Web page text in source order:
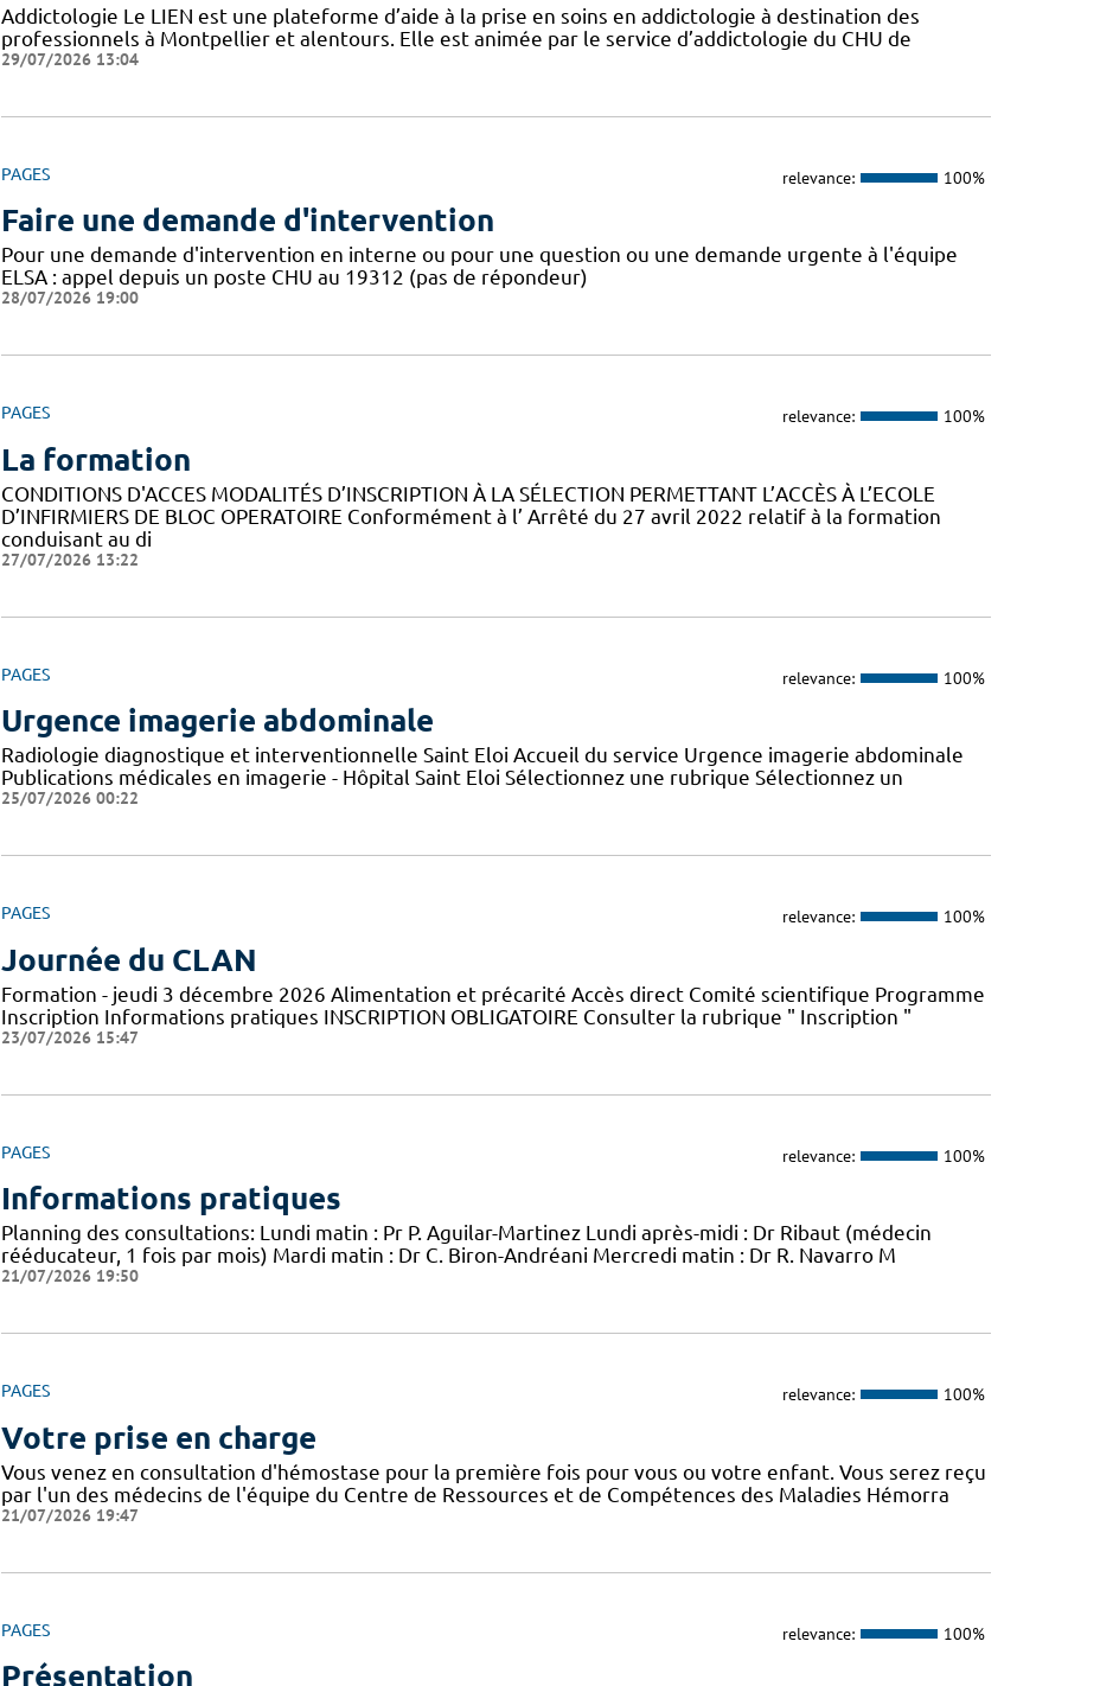
Addictologie Le LIEN est une plateforme d’aide à la prise en soins en addictologie à destination des
professionnels à Montpellier et alentours. Elle est animée par le service d’addictologie du CHU de
29/07/2026 13:04
PAGES relevance: 100%
Faire une demande d'intervention
Pour une demande d'intervention en interne ou pour une question ou une demande urgente à l'équipe
ELSA : appel depuis un poste CHU au 19312 (pas de répondeur)
28/07/2026 19:00
PAGES relevance: 100%
La formation
CONDITIONS D'ACCES MODALITÉS D’INSCRIPTION À LA SÉLECTION PERMETTANT L’ACCÈS À L’ECOLE
D’INFIRMIERS DE BLOC OPERATOIRE Conformément à l’ Arrêté du 27 avril 2022 relatif à la formation
conduisant au di
27/07/2026 13:22
PAGES relevance: 100%
Urgence imagerie abdominale
Radiologie diagnostique et interventionnelle Saint Eloi Accueil du service Urgence imagerie abdominale
Publications médicales en imagerie - Hôpital Saint Eloi Sélectionnez une rubrique Sélectionnez un
25/07/2026 00:22
PAGES relevance: 100%
Journée du CLAN
Formation - jeudi 3 décembre 2026 Alimentation et précarité Accès direct Comité scientifique Programme
Inscription Informations pratiques ​INSCRIPTION OBLIGATOIRE Consulter la rubrique " Inscription "
23/07/2026 15:47
PAGES relevance: 100%
Informations pratiques
Planning des consultations: Lundi matin : Pr P. Aguilar-Martinez Lundi après-midi : Dr Ribaut (médecin
rééducateur, 1 fois par mois) Mardi matin : Dr C. Biron-Andréani Mercredi matin : Dr R. Navarro M
21/07/2026 19:50
PAGES relevance: 100%
Votre prise en charge
Vous venez en consultation d'hémostase pour la première fois pour vous ou votre enfant. Vous serez reçu
par l'un des médecins de l'équipe du Centre de Ressources et de Compétences des Maladies Hémorra
21/07/2026 19:47
PAGES relevance: 100%
Présentation